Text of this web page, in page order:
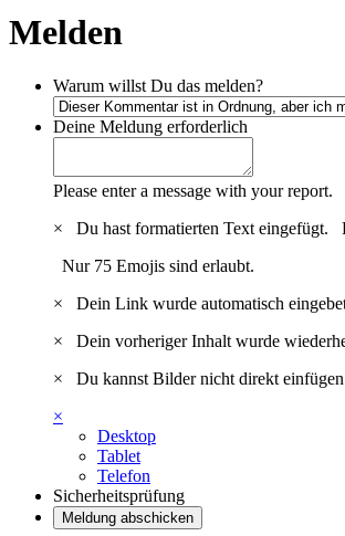
Melden
Warum willst Du das melden?
Deine Meldung erforderlich
Please enter a message with your report.
×
Du hast formatierten Text eingefügt.
Nur 75 Emojis sind erlaubt.
×
Dein Link wurde automatisch
×
Dein vorheriger Inhalt wurde
×
Du kannst Bilder nicht direkt
×
Desktop
Tablet
Telefon
Sicherheitsprüfung
Meldung abschicken